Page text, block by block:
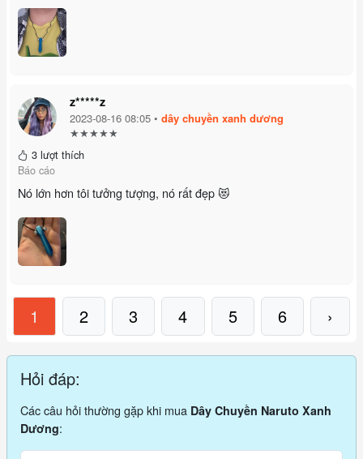
z*****z
2023-08-16 08:05 • dây chuyền xanh dương
★★★★★
3 lượt thích
Báo cáo
Nó lớn hơn tôi tưởng tượng, nó rất đẹp 😻
1 2 3 4 5 6 ›
Hỏi đáp:
Các câu hỏi thường gặp khi mua Dây Chuyền Naruto Xanh
Dương: